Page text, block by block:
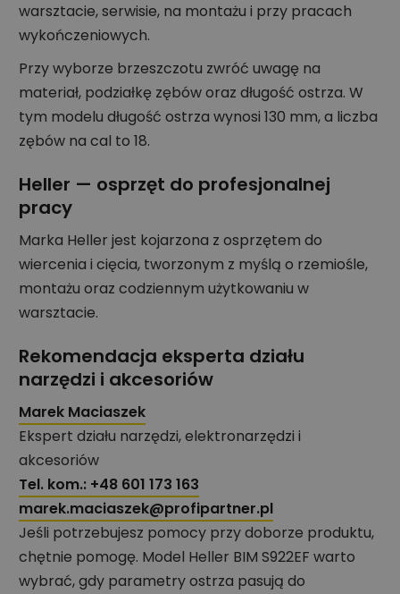
warsztacie, serwisie, na montażu i przy pracach
wykończeniowych.
Przy wyborze brzeszczotu zwróć uwagę na
materiał, podziałkę zębów oraz długość ostrza. W
tym modelu długość ostrza wynosi 130 mm, a liczba
zębów na cal to 18.
Heller — osprzęt do profesjonalnej
pracy
Marka Heller jest kojarzona z osprzętem do
wiercenia i cięcia, tworzonym z myślą o rzemiośle,
montażu oraz codziennym użytkowaniu w
warsztacie.
Rekomendacja eksperta działu
narzędzi i akcesoriów
Marek Maciaszek
Ekspert działu narzędzi, elektronarzędzi i
akcesoriów
Tel. kom.: +48 601 173 163
marek.maciaszek@profipartner.pl
Jeśli potrzebujesz pomocy przy doborze produktu,
chętnie pomogę. Model Heller BIM S922EF warto
wybrać, gdy parametry ostrza pasują do